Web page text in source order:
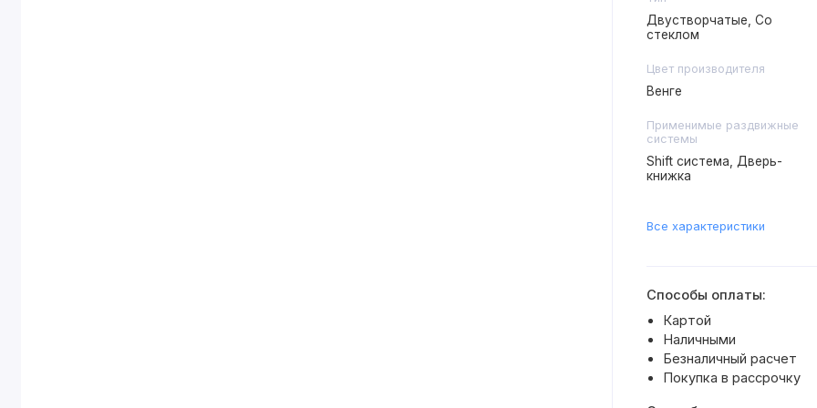
Двустворчатые, Со
стеклом
Цвет производителя
Венге
Применимые раздвижные
системы
Shift система, Дверь-
книжка
Все характеристики
Способы оплаты:
Картой
Наличными
Безналичный расчет
Покупка в рассрочку